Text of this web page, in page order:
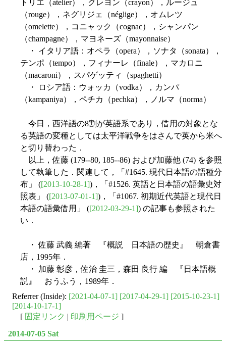
トリエ（atelier），クレヨン（crayon），ルージュ
（rouge），ネグリジェ（néglige），オムレツ
（omelette），コニャック（cognac），シャンパン
（champagne），マヨネーズ（mayonnaise）
・ イタリア語：オペラ（opera），ソナタ（sonata），
テンポ（tempo），フィナーレ（finale），マカロニ
（macaroni），スパゲッティ（spaghetti）
・ ロシア語：ウォッカ（vodka），カンパ
（kampaniya），ペチカ（pechka），ノルマ（norma）
今日，西洋語の8割が英語系であり，借用の対象とな
る英語の変種としては太平洋戦争をはさんで英から米へ
と切り替わった．
以上，佐藤 (179--80, 185--86) および加藤他 (74) を参照
して執筆した．関連して，「#1645. 現代日本語の語種分
布」 ([2013-10-28-1])，「#1526. 英語と日本語の語彙史対
照表」 ([2013-07-01-1])，「#1067. 初期近代英語と現代日
本語の語彙借用」 ([2012-03-29-1]) の記事も参照された
い．
・ 佐藤 武義 編著 『概説 日本語の歴史』 朝倉書
店，1995年．
・ 加藤 彰彦，佐治 圭三，森田 良行 編 『日本語概
説』 おうふう，1989年．
Referrer (Inside): [2021-04-07-1] [2017-04-29-1] [2015-10-23-1]
[2014-10-17-1]
[ 固定リンク | 印刷用ページ ]
2014-07-05 Sat